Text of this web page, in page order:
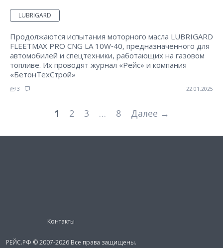
LUBRIGARD
Продолжаются испытания моторного масла LUBRIGARD
FLEETMAX PRO CNG LA 10W‑40, предназначенного для
автомобилей и спецтехники, работающих на газовом
топливе. Их проводят журнал «Рейс» и компания
«БетонТехСтрой»
3 22.01.2025
1 2 3 … 8 Далее →
Контакты
РЕЙС.РФ © 2007-2026 Все права защищены.